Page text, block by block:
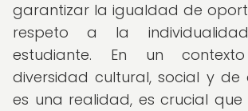
garantizar la igualdad de
respeto a la
estudiante. En un
diversidad cultural, social y
es una realidad, es crucial